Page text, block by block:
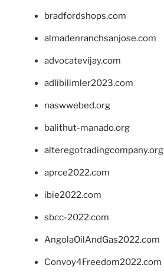
bradfordshops.com
almadenranchsanjose.com
advocatevijay.com
adlibilimler2023.com
naswwebed.org
balithut-manado.org
alteregotradingcompany.org
aprce2022.com
ibie2022.com
sbcc-2022.com
AngolaOilAndGas2022.com
Convoy4Freedom2022.com